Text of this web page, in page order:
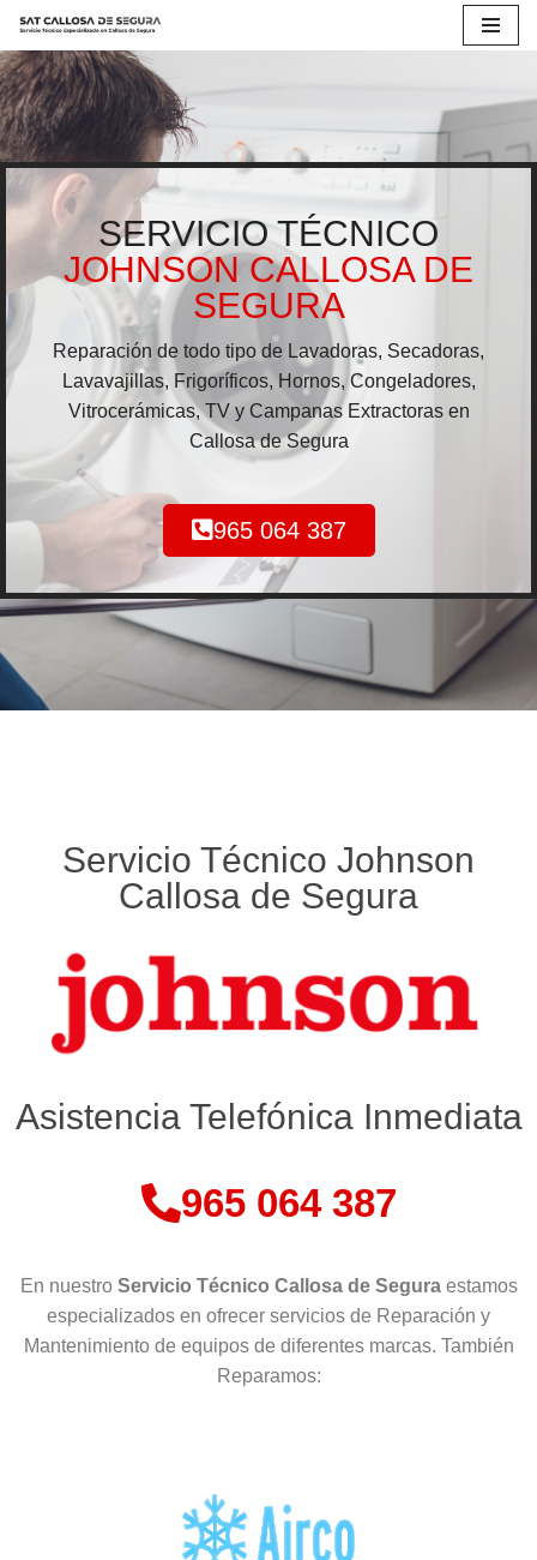
Saltar
al
contenido
SERVICIO TÉCNICO
JOHNSON CALLOSA DE
SEGURA
Reparación de todo tipo de Lavadoras, Secadoras,
Lavavajillas, Frigoríficos, Hornos, Congeladores,
Vitrocerámicas, TV y Campanas Extractoras en
Callosa de Segura
965 064 387
Servicio Técnico Johnson
Callosa de Segura
Asistencia Telefónica Inmediata
965 064 387
En nuestro Servicio Técnico Callosa de Segura estamos
especializados en ofrecer servicios de Reparación y
Mantenimiento de equipos de diferentes marcas. También
Reparamos: